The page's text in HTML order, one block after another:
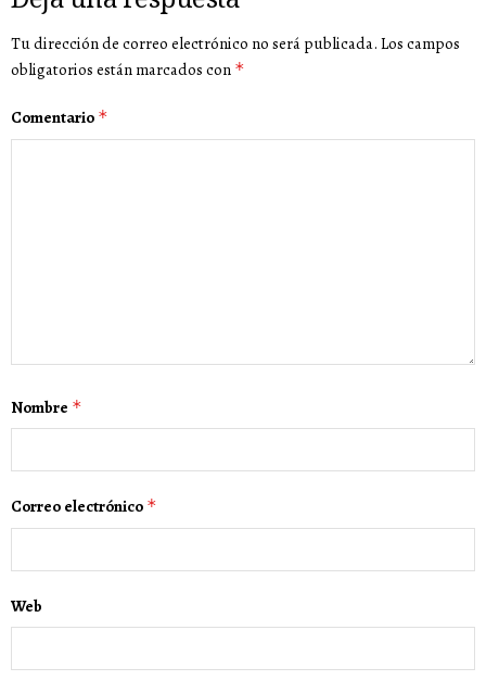
Tu dirección de correo electrónico no será publicada. Los campos
obligatorios están marcados con *
Comentario *
Nombre *
Correo electrónico *
Web